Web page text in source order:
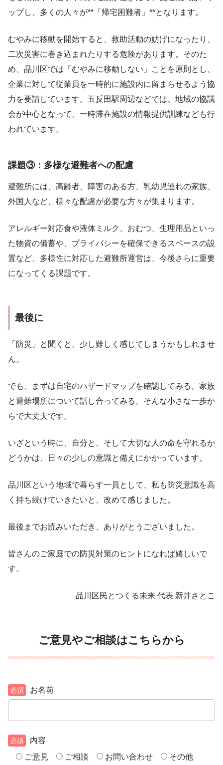
ップし、多くの人々が**「帰宅困難者」**となります。
むやみに移動を開始すると、救助活動の妨げになったり、
二次災害に巻き込まれたりする危険があります。そのた
め、品川区では「むやみに移動しない」ことを原則とし、
企業に対して従業員を一時的に施設内に留まらせるよう協
力を要請しています。五反田駅周辺などでは、地域の協議
会が中心となって、一時滞在施設の情報提供訓練なども行
われています。
課題③：多様な避難者への配慮
避難所には、高齢者、障害のある方、乳幼児連れの家族、
外国人など、様々な配慮が必要な方々が集まります。
アレルギー対応食や液体ミルク、おむつ、生理用品といっ
た物資の備蓄や、プライバシーを確保できるスペースの設
置など、多様性に対応した避難所運営は、今後さらに重要
になってくる課題です。
最後に
「防災」と聞くと、少し難しく感じてしまうかもしれませ
ん。
でも、まずは自宅のハザードマップを確認してみる、家族
と避難場所について話し合ってみる、そんな小さな一歩か
らで大丈夫です。
いざという時に、自分と、そして大切な人の命を守れるか
どうかは、日々の少しの意識と備えにかかっています。
品川区という地域で暮らす一員として、私も防災意識を高
く持ち続けていきたいと、改めて感じました。
最後までお読みいただき、ありがとうございました。
皆さんのご家庭での防災対策のヒントになれば嬉しいで
す。
品川区民とつくる未来 代表 新井さとこ
ご意見やご相談はこちらから
必須 お名前
必須
内容
ご意見
ご相談 お問い合わせ その他